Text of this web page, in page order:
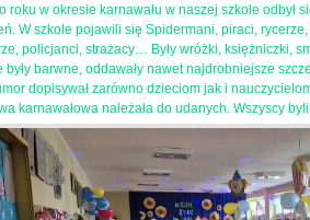
roku w okresie karnawału w naszej szkole odbył
W szkole pojawili się Spidermani, piraci,
policjanci, strażacy… Były wróżki, księżniczki,
były barwne, oddawały nawet najdrobniejsze
dopisywał zarówno dzieciom jak i
karnawałowa należała do udanych. Wszyscy